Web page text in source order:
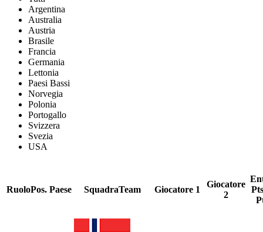
Argentina
Australia
Austria
Brasile
Francia
Germania
Lettonia
Paesi Bassi
Norvegia
Polonia
Portogallo
Svizzera
Svezia
USA
RuoloPos. Paese SquadraTeam Giocatore 1
Giocatore
2
Pts